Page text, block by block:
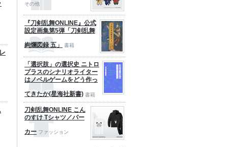
その他
『刀剣乱舞ONLINE』公式
設定画集第5弾「刀剣乱舞
絢爛図録 五」 書籍
「選択肢」の選択史 ニトロ
プラスのシナリオライター
はノベルゲームをどう作っ
てきたか(星海社新書) 書籍
刀剣乱舞ONLINE こん
のすけ Tシャツ／パー
カー ファッション